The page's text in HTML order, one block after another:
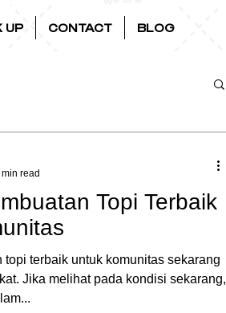
UP CONTACT BLOG
Topi Terbaik
topi terbaik untuk komunitas sekarang
Jika melihat pada kondisi sekarang,
min read